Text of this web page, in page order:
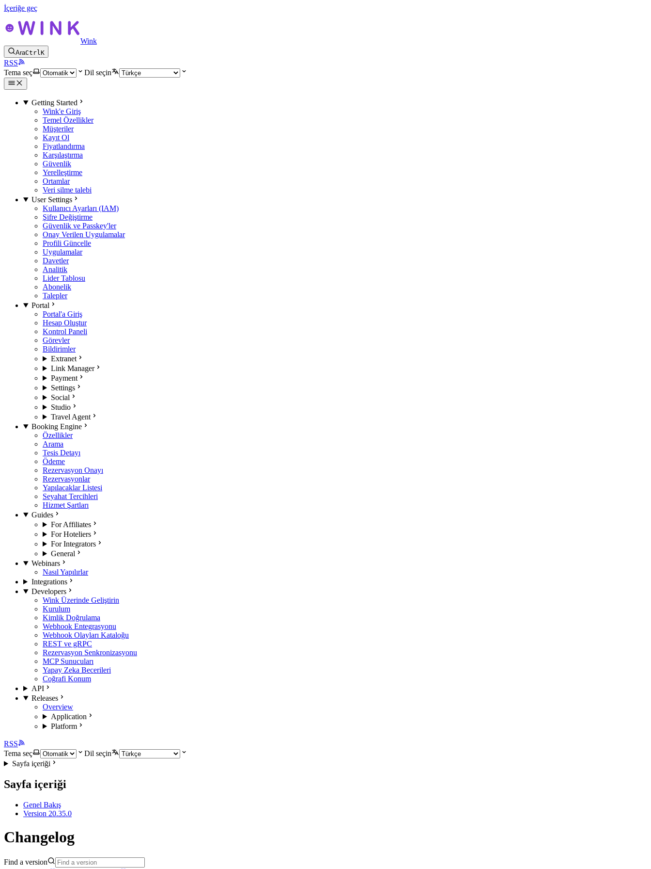
İçeriğe geç
Wink
AraCtrlK
RSS
Tema seç
Dil seçin
Getting Started
Wink'e Giriş
Temel Özellikler
Müşteriler
Kayıt Ol
Fiyatlandırma
Karşılaştırma
Güvenlik
Yerelleştirme
Ortamlar
Veri silme talebi
User Settings
Kullanıcı Ayarları (IAM)
Şifre Değiştirme
Güvenlik ve Passkey'ler
Onay Verilen Uygulamalar
Profili Güncelle
Uygulamalar
Davetler
Analitik
Lider Tablosu
Abonelik
Talepler
Portal
Portal'a Giriş
Hesap Oluştur
Kontrol Paneli
Görevler
Bildirimler
Extranet
Link Manager
Payment
Settings
Social
Studio
Travel Agent
Booking Engine
Özellikler
Arama
Tesis Detayı
Ödeme
Rezervasyon Onayı
Rezervasyonlar
Yapılacaklar Listesi
Seyahat Tercihleri
Hizmet Şartları
Guides
For Affiliates
For Hoteliers
For Integrators
General
Webinars
Nasıl Yapılırlar
Integrations
Developers
Wink Üzerinde Geliştirin
Kurulum
Kimlik Doğrulama
Webhook Entegrasyonu
Webhook Olayları Kataloğu
REST ve gRPC
Rezervasyon Senkronizasyonu
MCP Sunucuları
Yapay Zeka Becerileri
Coğrafi Konum
API
Releases
Overview
Application
Platform
RSS
Tema seç
Dil seçin
Sayfa içeriği
Sayfa içeriği
Genel Bakış
Version 20.35.0
Changelog
Find a version